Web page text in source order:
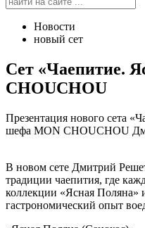
Новости
новый сет
Сет «Чаепитие.
CHOUCHOU
Презентация нового сета
шефа MON CHOUCHOU
В новом сете Дмитрий
традиции чаепития, где
коллекции «Ясная Поляна»
гастрономический опыт